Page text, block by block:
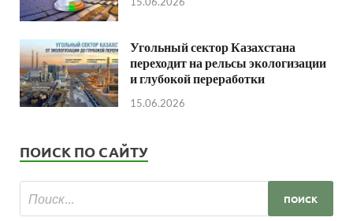
Угольный сектор Казахстана
переходит на рельсы экологизации
и глубокой переработки
15.06.2026
ПОИСК ПО САЙТУ